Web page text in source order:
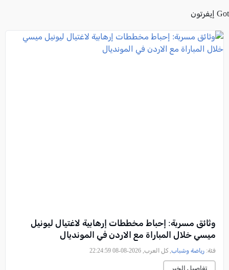
Got إيفرتون
وثائق مسربة: إحباط مخططات إرهابية لاغتيال ليونيل
ميسي خلال المباراة مع الاردن في المونديال
فئة: رياضة وشباب, كل العرب, 2026-08-08 22:24:59
تفاصيل الخبر